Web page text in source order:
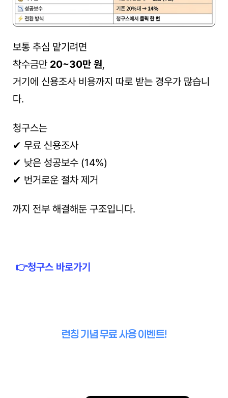
보통 추심 맡기려면
착수금만 20~30만 원,
거기에 신용조사 비용까지 따로 받는 경우가 많습니
다.
청구스는
✔ 무료 신용조사
✔ 낮은 성공보수 (14%)
✔ 번거로운 절차 제거
까지 전부 해결해둔 구조입니다.
👉청구스 바로가기
런칭 기념 무료 사용 이벤트!